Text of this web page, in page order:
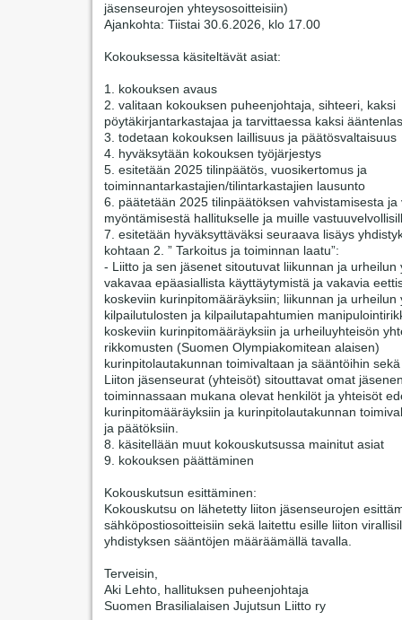
jäsenseurojen yhteysosoitteisiin)
Ajankohta: Tiistai 30.6.2026, klo 17.00
Kokouksessa käsiteltävät asiat:
1. kokouksen avaus
2. valitaan kokouksen puheenjohtaja, sihteeri, kaksi
pöytäkirjantarkastajaa ja tarvittaessa kaksi
3. todetaan kokouksen laillisuus ja päätösvaltaisuus
4. hyväksytään kokouksen työjärjestys
5. esitetään 2025 tilinpäätös, vuosikertomus ja
toiminnantarkastajien/tilintarkastajien lausunto
6. päätetään 2025 tilinpäätöksen vahvistamisesta
myöntämisestä hallitukselle ja muille
7. esitetään hyväksyttäväksi seuraava lisäys
kohtaan 2. ” Tarkoitus ja toiminnan laatu”:
- Liitto ja sen jäsenet sitoutuvat liikunnan ja urheilun
vakavaa epäasiallista käyttäytymistä ja vakavia
koskeviin kurinpitomääräyksiin; liikunnan ja urheilun
kilpailutulosten ja kilpailutapahtumien
koskeviin kurinpitomääräyksiin ja urheiluyhteisön
rikkomusten (Suomen Olympiakomitean alaisen)
kurinpitolautakunnan toimivaltaan ja sääntöihin
Liiton jäsenseurat (yhteisöt) sitouttavat omat
toiminnassaan mukana olevat henkilöt ja yhteisöt
kurinpitomääräyksiin ja kurinpitolautakunnan
ja päätöksiin.
8. käsitellään muut kokouskutsussa mainitut asiat
9. kokouksen päättäminen
Kokouskutsun esittäminen:
Kokouskutsu on lähetetty liiton jäsenseurojen
sähköpostiosoitteisiin sekä laitettu esille liiton
yhdistyksen sääntöjen määräämällä tavalla.
Terveisin,
Aki Lehto, hallituksen puheenjohtaja
Suomen Brasilialaisen Jujutsun Liitto ry